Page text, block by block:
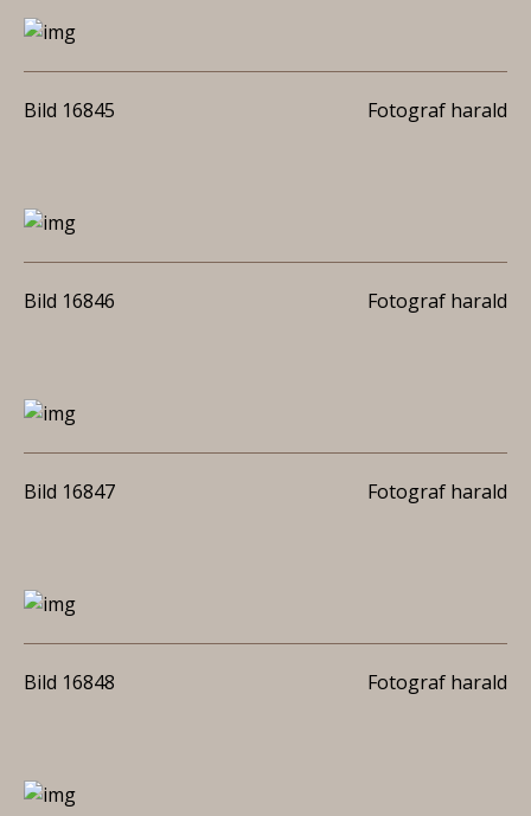
Bild 16845 Fotograf harald
Bild 16846 Fotograf harald
Bild 16847 Fotograf harald
Bild 16848 Fotograf harald